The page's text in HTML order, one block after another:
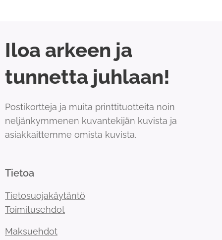
Iloa arkeen ja
tunnetta juhlaan!
Postikortteja ja muita printtituotteita noin
neljänkymmenen kuvantekijän kuvista ja
asiakkaittemme omista kuvista.
Tietoa
Tietosuojakäytäntö
Toimitusehdot
Maksuehdot